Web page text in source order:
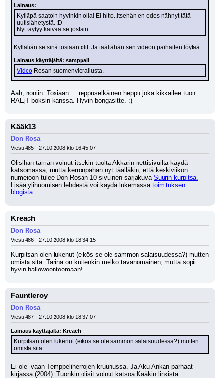
Lainaus:
Kylläpä saatoin hyvinkin olla! Ei hitto..itsehän en edes nähnyt tätä
uutislähetystä. :D
Nyt täytyy kaivaa se jostain...
Kyllähän se sinä tosiaan olit. Ja täältähän sen videon parhaiten löytää...
Lainaus käyttäjältä: samppali
Video Rosan suomenvierailusta.
Aah, noniin. Tosiaan. ...reppuselkäinen heppu joka kikkailee tuon
RAEjT boksin kanssa. Hyvin bongasitte. :)
Kääk13
Don Rosa
Viesti 485 - 27.10.2008 klo 16:45:07
Olisihan tämän voinut itsekin tuolta Akkarin nettisivuilta käydä
katsomassa, mutta kerronpahan nyt täälläkin, että keskiviikon
numeroon tulee Don Rosan 10-sivuinen sarjakuva Suurin kurpitsa.
Lisää ylihuomisen lehdestä voi käydä lukemassa toimituksen
blogista.
Kreach
Don Rosa
Viesti 486 - 27.10.2008 klo 18:34:15
Kurpitsan olen lukenut (eikös se ole sammon salaisuudessa?) mutten
omista sitä. Tarina on kuitenkin melko tavanomainen, mutta sopii
hyvin halloweenteemaan!
Fauntleroy
Don Rosa
Viesti 487 - 27.10.2008 klo 18:37:07
Lainaus käyttäjältä: Kreach
Kurpitsan olen lukenut (eikös se ole sammon salaisuudessa?) mutten
omista sitä.
Ei ole, vaan Temppeliherrojen kruunussa. Ja Aku Ankan parhaat -
kirjassa (2004). Tuonkin olisit voinut katsoa Kääkin linkistä.